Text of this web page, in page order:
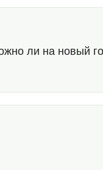
ли на новый